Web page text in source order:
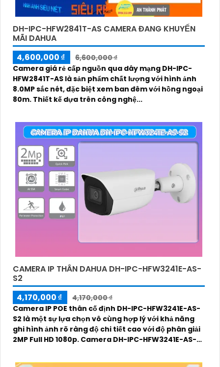
DH-IPC-HFW2841T-AS CAMERA ĐANG KHUYẾN
MÃI DAHUA
4,600,000 ₫
6,600,000 ₫
Camera giá rẻ cấp nguồn qua dây mạng DH-IPC-
HFW2841T-AS là sản phẩm chất lượng với hình ảnh
8.0MP sắc nét, đặc biệt xem ban đêm với hồng ngoại
80m. Thiết kế dựa trên công nghệ...
CAMERA IP THÂN DAHUA DH-IPC-HFW3241E-AS-
S2
4,170,000 ₫
4,170,000 ₫
Camera IP POE thân cố định DH-IPC-HFW3241E-AS-
S2 là một sự lựa chọn vô cùng hợp lý với khả năng
ghi hình ảnh rõ ràng độ chi tiết cao với độ phân giải
2MP Full HD 1080p. Camera DH-IPC-HFW3241E-AS-
hiệu quả đó là SMD 4